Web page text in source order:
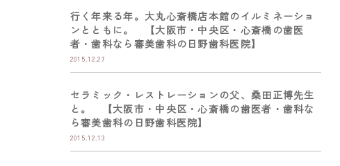
行く年来る年。大丸心斎橋店本館のイルミネーショ
ンとともに。 【大阪市・中央区・心斎橋の歯医
者・歯科なら審美歯科の日野歯科医院】
2015.12.27
セラミック・レストレーションの父、桑田正博先生
と。 【大阪市・中央区・心斎橋の歯医者・歯科な
ら審美歯科の日野歯科医院】
2015.12.13